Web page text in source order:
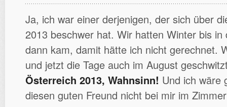
Ja, ich war einer derjenigen, der sich über
2013 beschwer hat. Wir hatten Winter bis
dann kam, damit hätte ich nicht gerechnet.
und jetzt die Tage auch im August
Österreich 2013, Wahnsinn! Und ich wäre
diesen guten Freund nicht bei mir im